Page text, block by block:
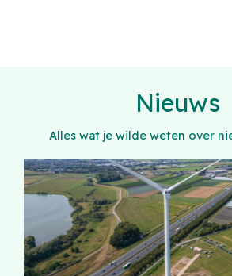
Nieuws
Alles wat je wilde weten over